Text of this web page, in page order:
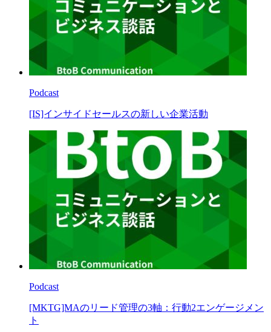
Podcast
[IS]インサイドセールスの新しい企業活動
Podcast
[MKTG]MAのリード管理の3軸：行動2エンゲージメン
ト